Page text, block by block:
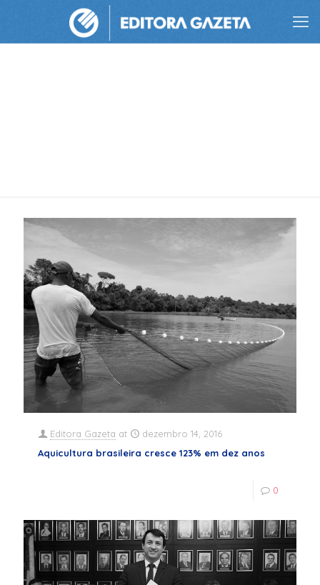
Editora Gazeta at
dezembro 14, 2016
Aquicultura brasileira cresce 123% em dez anos
0